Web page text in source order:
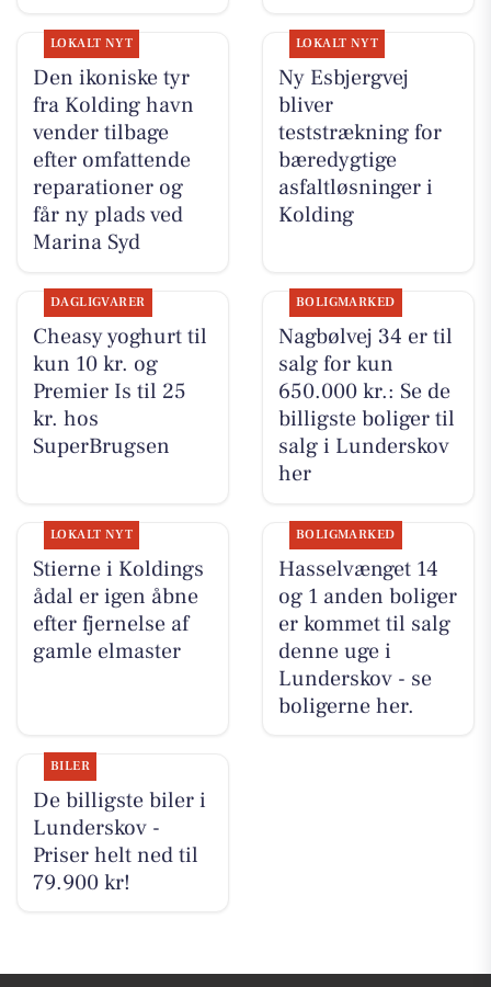
LOKALT NYT
Den ikoniske tyr
fra Kolding havn
vender tilbage
efter omfattende
reparationer og
får ny plads ved
Marina Syd
LOKALT NYT
Ny Esbjergvej
bliver
teststrækning for
bæredygtige
asfaltløsninger i
Kolding
DAGLIGVARER
Cheasy yoghurt til
kun 10 kr. og
Premier Is til 25
kr. hos
SuperBrugsen
BOLIGMARKED
Nagbølvej 34 er til
salg for kun
650.000 kr.: Se de
billigste boliger til
salg i Lunderskov
her
LOKALT NYT
Stierne i Koldings
ådal er igen åbne
efter fjernelse af
gamle elmaster
BOLIGMARKED
Hasselvænget 14
og 1 anden boliger
er kommet til salg
denne uge i
Lunderskov - se
boligerne her.
BILER
De billigste biler i
Lunderskov -
Priser helt ned til
79.900 kr!